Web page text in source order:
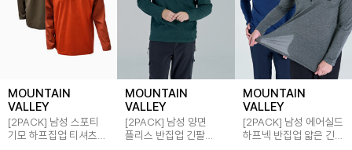
MOUNTAIN
VALLEY
[2PACK] 남성 스포티
기모 하프집업 티셔츠
MOUNTAIN
VALLEY
[2PACK] 남성 양면
플리스 반집업 긴팔
MOUNTAIN
VALLEY
[2PACK] 남성 에어실드
하프넥 반집업 얇은 긴팔